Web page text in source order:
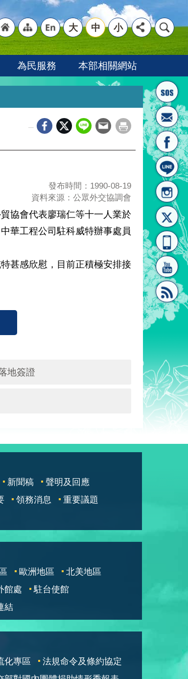
頁
"網
站導
覽
"英
文語
系"
大 中 小
為民服務 本部相關網站
發布時間：1990-08-19
資料來源：公眾外交協調會
協會代表廖瑞仁等十一人業於
華工程公司駐科威特辦事處員
甚感欣慰，目前正積極安排接
地簽證
新聞稿
聲明及回應
領務消息
重要議題
歐洲地區
北美地區
館處
駐台使館
結
化專區
法規命令及條約協定